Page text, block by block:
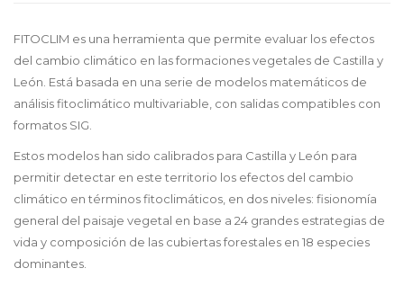
FITOCLIM es una herramienta que permite evaluar los efectos
del cambio climático en las formaciones vegetales de Castilla y
León. Está basada en una serie de modelos matemáticos de
análisis fitoclimático multivariable, con salidas compatibles con
formatos SIG.
Estos modelos han sido calibrados para Castilla y León para
permitir detectar en este territorio los efectos del cambio
climático en términos fitoclimáticos, en dos niveles: fisionomía
general del paisaje vegetal en base a 24 grandes estrategias de
vida y composición de las cubiertas forestales en 18 especies
dominantes.